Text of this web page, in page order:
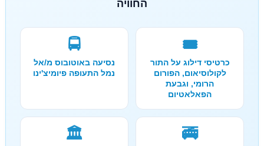
החוויה
🎟️
כרטיסי דילוג על התור
לקולוסיאום, הפורום
הרומי, וגבעת
הפאלאטיום
🚍
נסיעה באוטובוס מ/אל
נמל התעופה פיומיצ'ינו
🚎
🏛️